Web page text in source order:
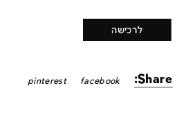
לרכישה
Share:
facebook
pinterest